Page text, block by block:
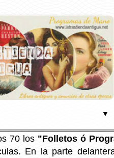
▼
70 los "Folletos ó
En la parte